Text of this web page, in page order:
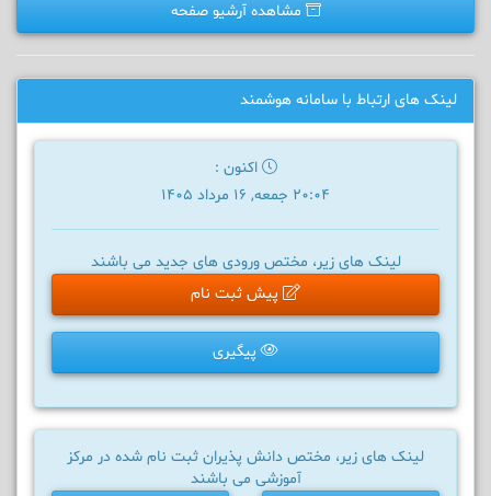
مشاهده آرشیو صفحه
لینک های ارتباط با سامانه هوشمند
اکنون :
20:04 جمعه, 16 مرداد 1405
لینک های زیر، مختص ورودی های جدید می باشند
پیش ثبت نام
پیگیری
لینک های زیر، مختص دانش پذیران ثبت نام شده در مرکز
آموزشی می باشند